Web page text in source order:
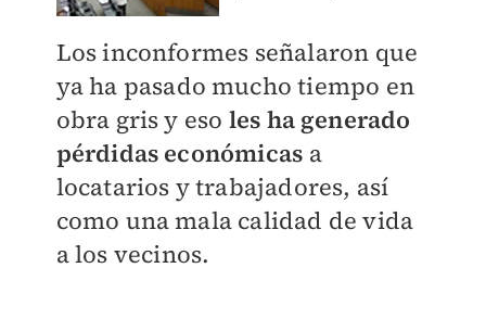
Los inconformes señalaron que
ya ha pasado mucho tiempo en
obra gris y eso les ha generado
pérdidas económicas a
locatarios y trabajadores, así
como una mala calidad de vida
a los vecinos.